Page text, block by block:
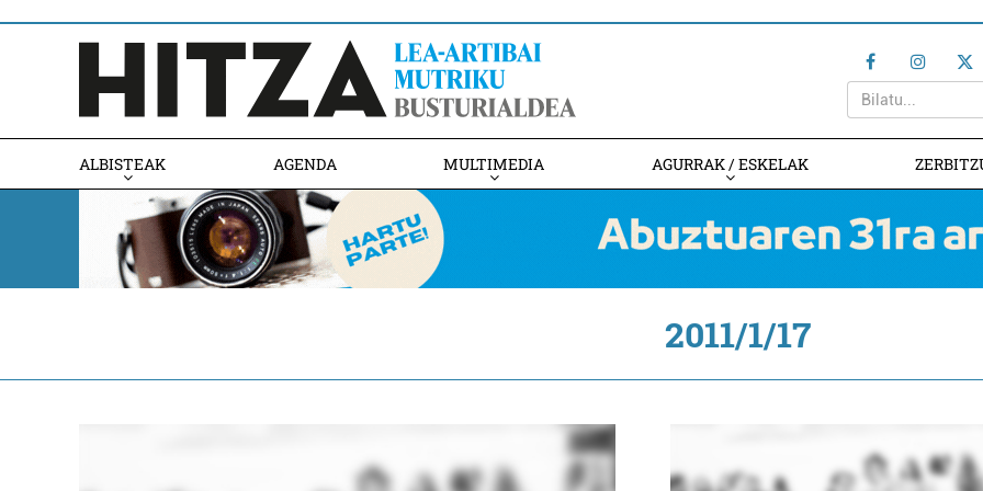
ALBISTEAK AGENDA MULTIMEDIA AGURRAK / ESKELAK
2011/1/17